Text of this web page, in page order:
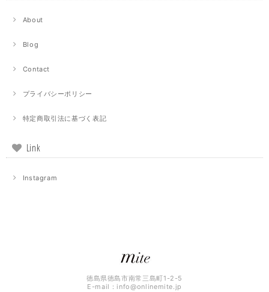
About
Blog
Contact
プライバシーポリシー
特定商取引法に基づく表記
Link
Instagram
徳島県徳島市南常三島町1-2-5
E-mail： info@onlinemite.jp